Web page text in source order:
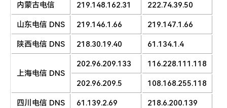
内蒙古电信 219.148.162.31 222.74.39.50
山东电信 DNS 219.146.1.66 219.147.1.66
陕西电信 DNS 218.30.19.40 61.134.1.4
上海电信 DNS
202.96.209.133 116.228.111.118
202.96.209.5 108.168.255.118
四川电信 DNS 61.139.2.69 218.6.200.139